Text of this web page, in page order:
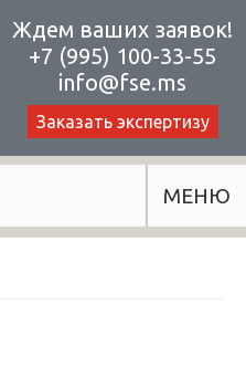
Ждем ваших заявок!
+7 (995) 100-33-55
info@fse.ms
Заказать экспертизу
МЕНЮ